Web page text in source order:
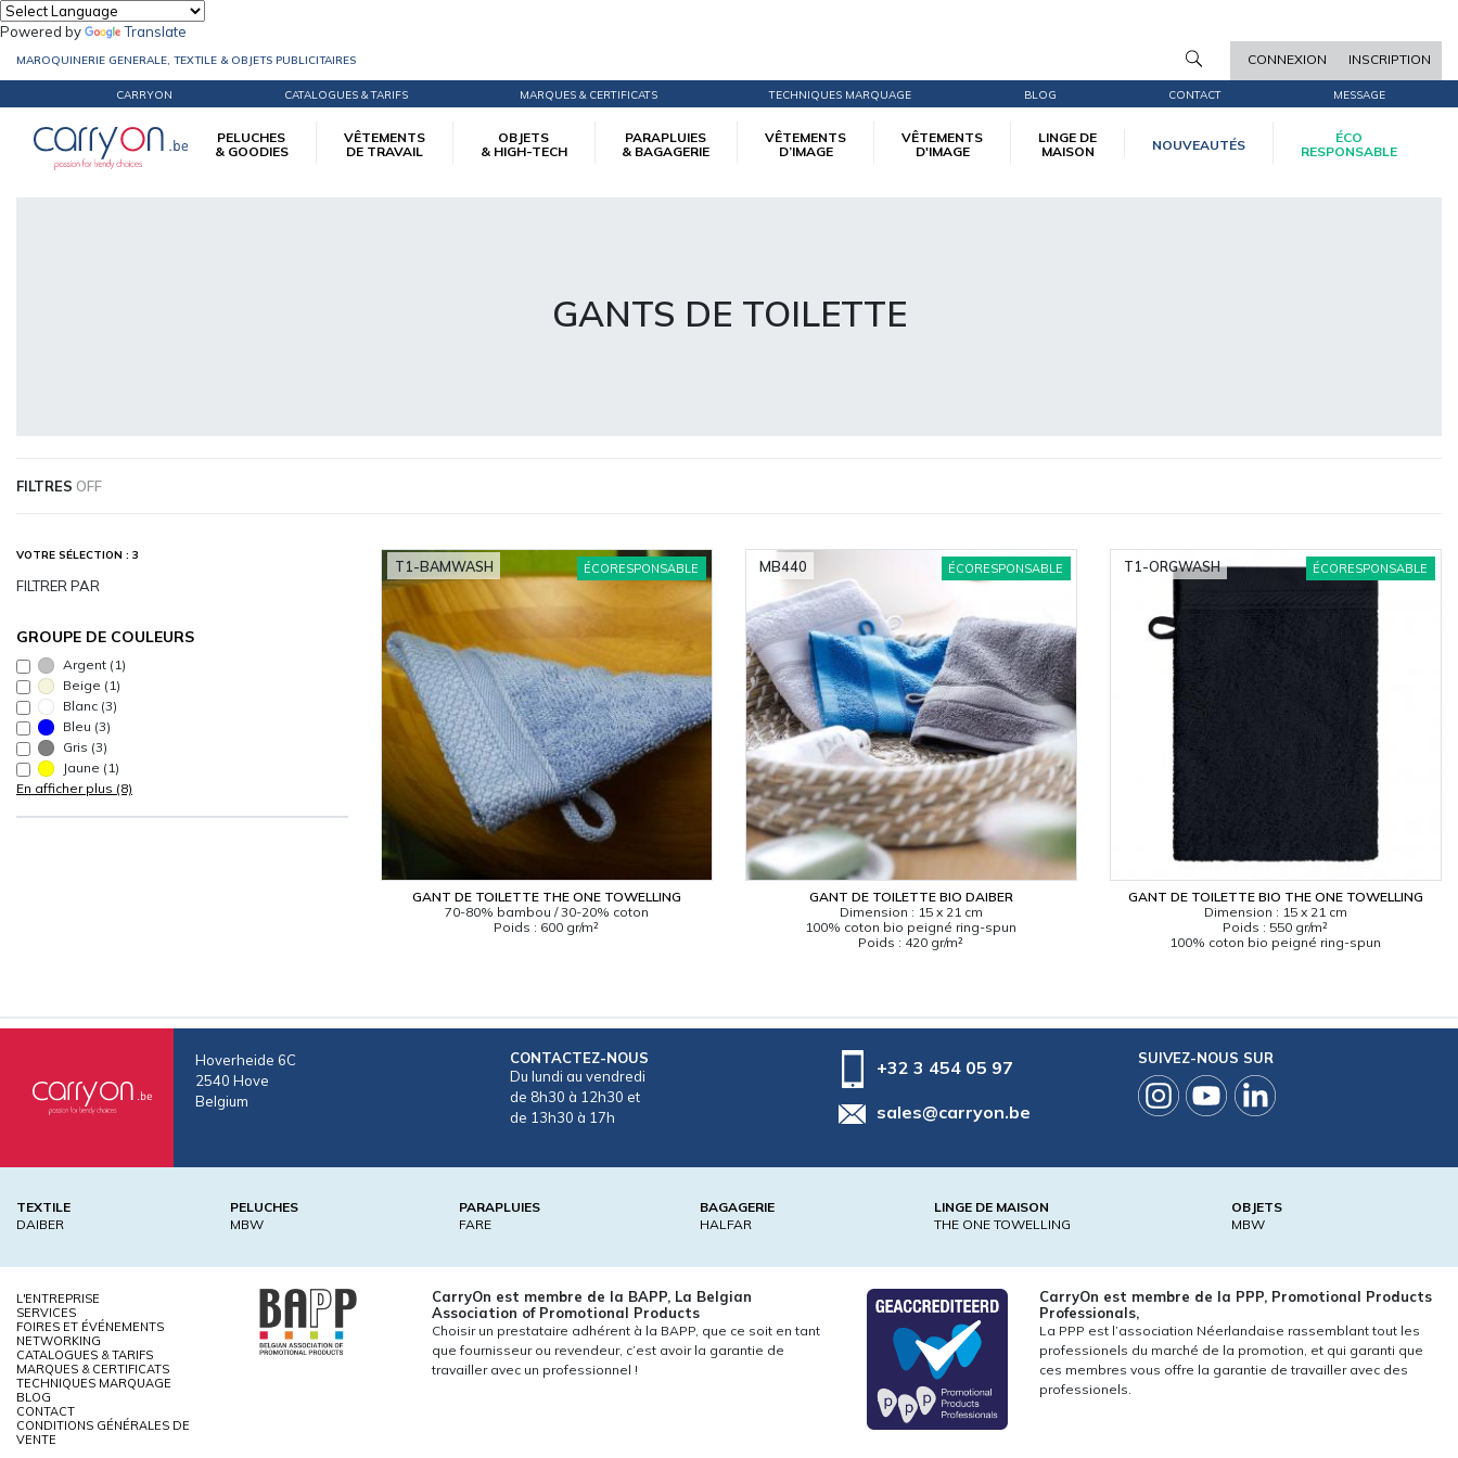
Powered by Translate
MAROQUINERIE GENERALE, TEXTILE & OBJETS PUBLICITAIRES CONNEXION INSCRIPTION
CARRYON CATALOGUES & TARIFS MARQUES & CERTIFICATS TECHNIQUES MARQUAGE BLOG CONTACT MESSAGE
PELUCHES
& GOODIES
VÊTEMENTS
DE TRAVAIL
OBJETS
& HIGH-TECH
PARAPLUIES
& BAGAGERIE
VÊTEMENTS
D’IMAGE
VÊTEMENTS
D'IMAGE
LINGE DE
MAISON
NOUVEAUTÉS
ÉCO
RESPONSABLE
Accueil éco-responsable
GANTS DE TOILETTE
FILTRES
VOTRE SÉLECTION : 3
FILTRER PAR
GROUPE DE COULEURS
Argent (1)
Beige (1)
Blanc (3)
Bleu (3)
Gris (3)
Jaune (1)
En afficher plus (8)
ÉCORESPONSABLE
GANT DE TOILETTE THE ONE TOWELLING
70-80% bambou / 30-20% coton
Poids : 600 gr/m²
T1-BAMWASH ÉCORESPONSABLE
GANT DE TOILETTE BIO DAIBER
Dimension : 15 x 21 cm
100% coton bio peigné ring-spun
Poids : 420 gr/m²
MB440 ÉCORESPONSABLE
GANT DE TOILETTE BIO THE ONE TOWELLING
Dimension : 15 x 21 cm
Poids : 550 gr/m²
100% coton bio peigné ring-spun
T1-ORGWASH
Hoverheide 6C
2540 Hove
Belgium
CONTACTEZ-NOUS
Du lundi au vendredi
de 8h30 à 12h30 et
de 13h30 à 17h
+32 3 454 05 97
sales@carryon.be
SUIVEZ-NOUS SUR
TEXTILE
DAIBER
PELUCHES
MBW
PARAPLUIES
FARE
BAGAGERIE
HALFAR
LINGE DE MAISON
THE ONE TOWELLING
OBJETS
MBW
L'ENTREPRISE
SERVICES
FOIRES ET ÉVÉNEMENTS
NETWORKING
CATALOGUES & TARIFS
MARQUES & CERTIFICATS
TECHNIQUES MARQUAGE
BLOG
CONTACT
CONDITIONS GÉNÉRALES DE
VENTE
CarryOn est membre de la BAPP, La Belgian
Association of Promotional Products
Choisir un prestataire adhérent à la BAPP, que ce soit en tant
que fournisseur ou revendeur, c’est avoir la garantie de
travailler avec un professionnel !
CarryOn est membre de la PPP, Promotional Products
Professionals,
La PPP est l’association Néerlandaise rassemblant tout les
professionels du marché de la promotion, et qui garanti que
ces membres vous offre la garantie de travailler avec des
professionels.